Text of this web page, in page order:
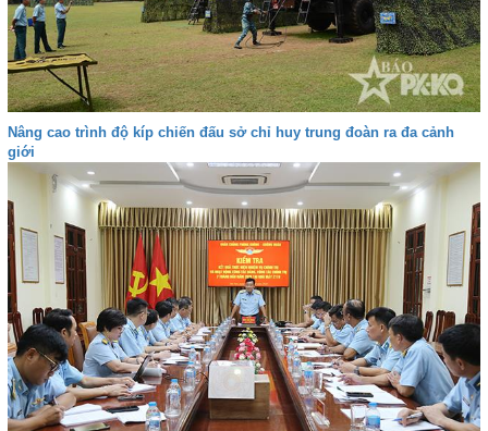
Nâng cao trình độ kíp chiến đấu sở chỉ huy trung đoàn ra đa cảnh
giới